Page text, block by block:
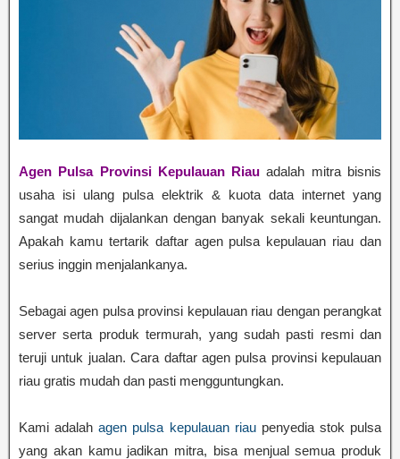
Agen Pulsa Provinsi Kepulauan Riau adalah mitra bisnis
usaha isi ulang pulsa elektrik & kuota data internet yang
sangat mudah dijalankan dengan banyak sekali keuntungan.
Apakah kamu tertarik daftar agen pulsa kepulauan riau dan
serius inggin menjalankanya.
Sebagai agen pulsa provinsi kepulauan riau dengan perangkat
server serta produk termurah, yang sudah pasti resmi dan
teruji untuk jualan. Cara daftar agen pulsa provinsi kepulauan
riau gratis mudah dan pasti mengguntungkan.
Kami adalahagen pulsa kepulauan riaupenyedia stok pulsa
yang akan kamu jadikan mitra, bisa menjual semua produk